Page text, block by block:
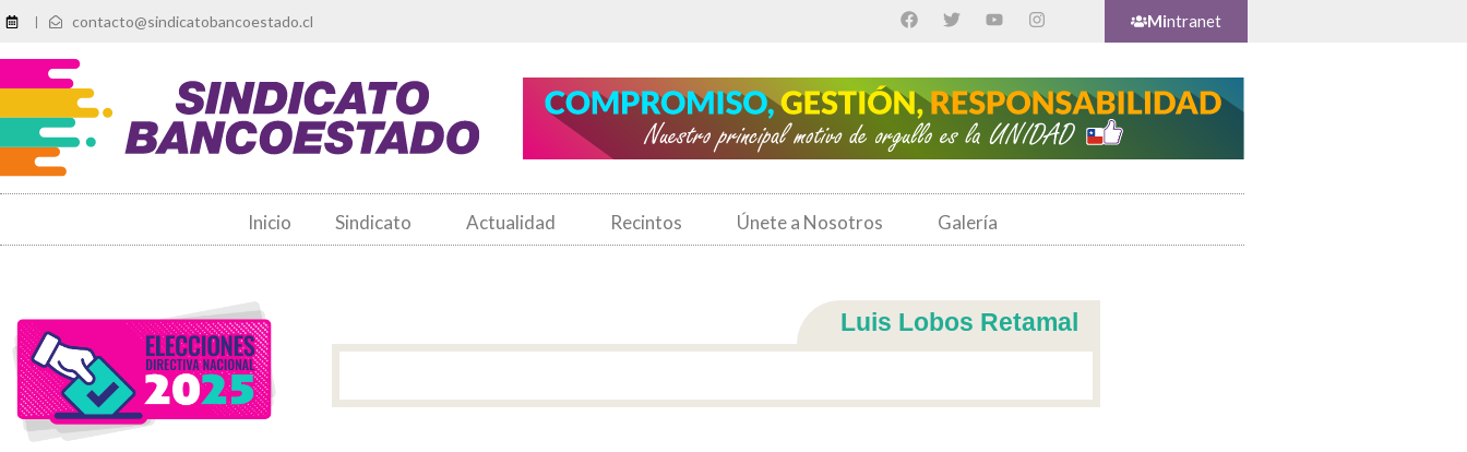
| contacto@sindicatobancoestado.cl Mintranet
Inicio Sindicato Actualidad Recintos Únete a Nosotros Galería
Luis Lobos Retamal